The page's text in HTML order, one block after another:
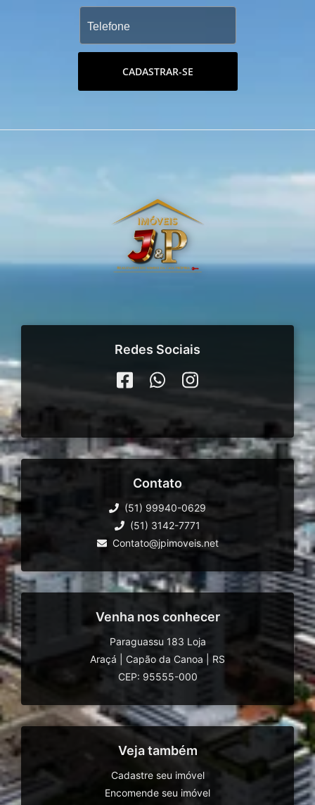
CADASTRAR-SE
Redes Sociais
Contato
(51) 99940-0629
(51) 3142-7771
Contato@jpimoveis.net
Venha nos conhecer
Paraguassu 183 Loja
Araçá
Capão da Canoa
RS
CEP: 95555-000
Veja também
Cadastre seu imóvel
Encomende seu imóvel